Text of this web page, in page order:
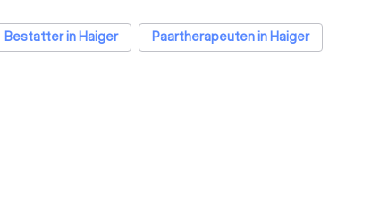
Bestatter in Haiger
Paartherapeuten in Haiger